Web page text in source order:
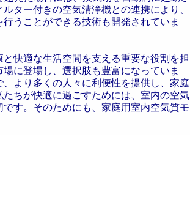
ター付きの空気清浄機との連携により、
うことができる技術も開発されていま
快適な生活空間を支える重要な役割を担
に登場し、選択肢も豊富になっていま
より多くの人々に利便性を提供し、家庭
ちが快適に過ごすためには、室内の空気
す。そのためにも、家庭用室内空気質モ